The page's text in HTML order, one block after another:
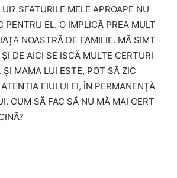
SFATURILE MELE APROAPE NU
PENTRU EL. O IMPLICĂ PREA MULT
NOASTRĂ DE FAMILIE. MĂ SIMT
DE AICI SE ISCĂ MULTE CERTURI
MAMA LUI ESTE, POT SĂ ZIC
FIULUI EI, ÎN PERMANENȚĂ
CUM SĂ FAC SĂ NU MĂ MAI CERT